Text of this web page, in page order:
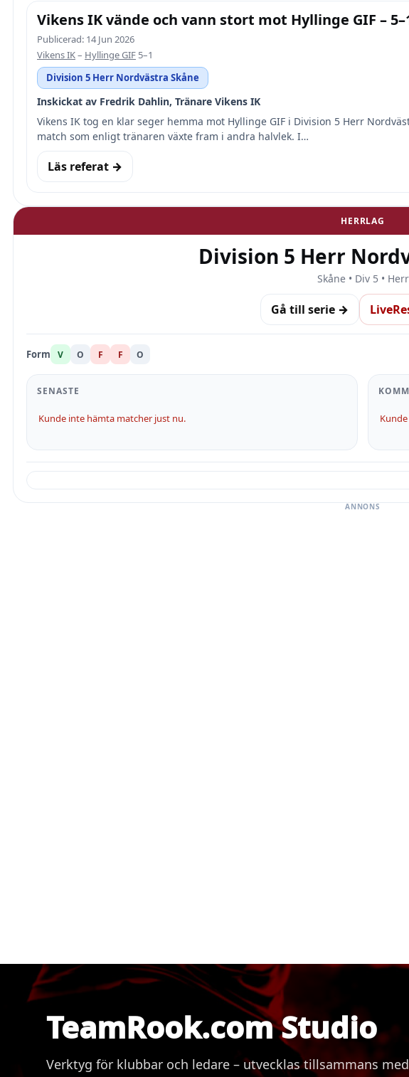
Vikens IK vände och vann stort mot Hyllinge GIF –
Publicerad: 14 Jun 2026
Vikens IK– Hyllinge GIF 5–1
Division 5 Herr Nordvästra Skåne
Inskickat av Fredrik Dahlin, Tränare Vikens IK
Vikens IK tog en klar seger hemma mot Hyllinge GIF i Division 5 Herr
match som enligt tränaren växte fram i andra halvlek. I…
Läs referat →
HERRLAG
Division 5 Herr
Skåne • Div 5 • Herr
Gå till serie →
Form V O F F O
SENASTE
Kunde inte hämta matcher just nu.
ANNONS
TeamRook.com Studio
Verktyg för klubbar och ledare – utvecklas tillsammans